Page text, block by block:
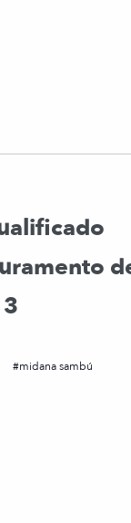
midana sambú